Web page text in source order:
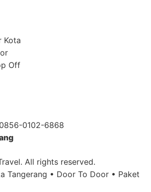
Kota
Off
0102-6868
All rights reserved.
Tangerang • Door To Door • Paket